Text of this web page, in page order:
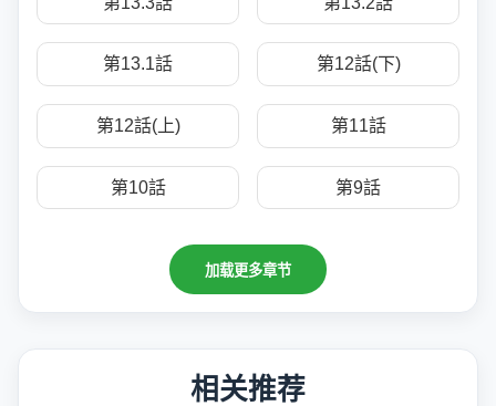
第13.1話 第12話(下)
第12話(上) 第11話
第10話 第9話
加载更多章节
相关推荐